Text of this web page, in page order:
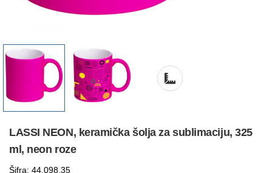
LASSI NEON, keramička šolja za sublimaciju, 325
ml, neon roze
Šifra: 44.098.35